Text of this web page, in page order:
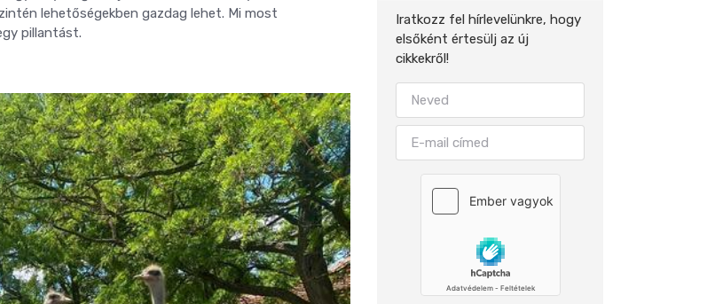
lehetőségekben gazdag lehet. Mi most
pillantást.
Iratkozz fel hírlevelünkre, hogy
elsőként értesülj az új
cikkekről!